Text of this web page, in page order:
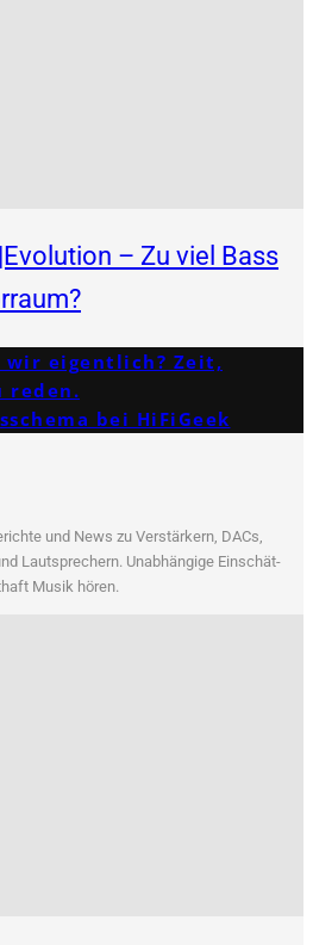
– Zu viel Bass
wir eigentlich? Zeit,
reden.
bei HiFiGeek
und News zu Ver­stär­kern, DACs,
Laut­spre­chern. Unab­hän­gi­ge Ein­schät­
Musik hören.